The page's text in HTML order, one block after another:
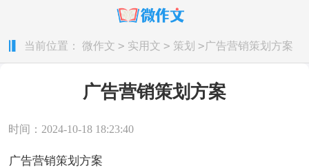
当前位置： 微作文 > 实用文 > 策划 >广告营销策划方案
广告营销策划方案
时间：2024-10-18 18:23:40
广告营销策划方案